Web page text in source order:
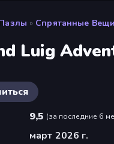
» Спрятанные Вещи
Luig
9,5 (за последние 6
март 2026 г.